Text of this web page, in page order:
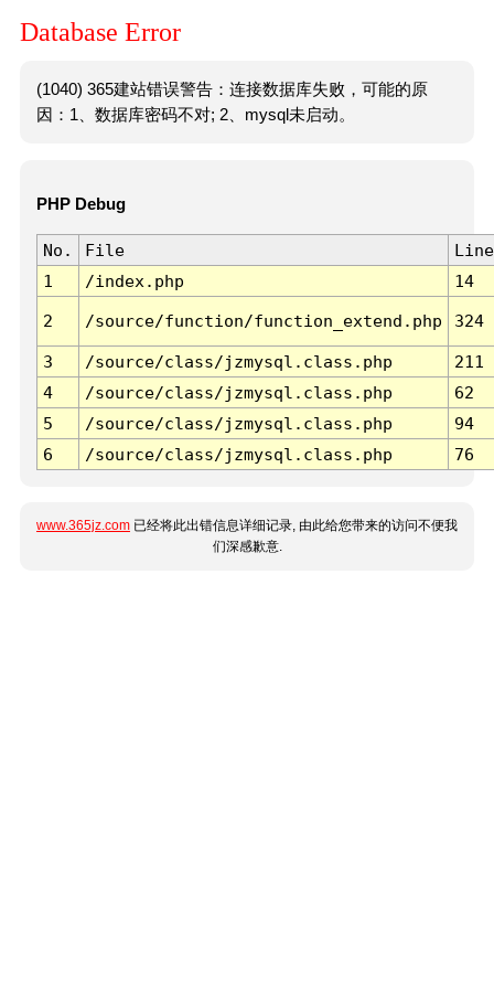
Database Error
(1040) 365建站错误警告：连接数据库失败，可能的原
因：1、数据库密码不对; 2、mysql未启动。
PHP Debug
No. File
Line
1
/index.php 14
2 /source/function/function_extend.php 324
3 /source/class/jzmysql.class.php
211
4
/source/class/jzmysql.class.php
62
5
/source/class/jzmysql.class.php
94
6
/source/class/jzmysql.class.php 76
www.365jz.com 已经将此出错信息详细记录, 由此给您带来的访问不便我
们深感歉意.